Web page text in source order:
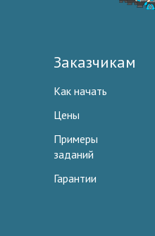
Заказчикам
Как начать
Цены
Примеры
заданий
Гарантии